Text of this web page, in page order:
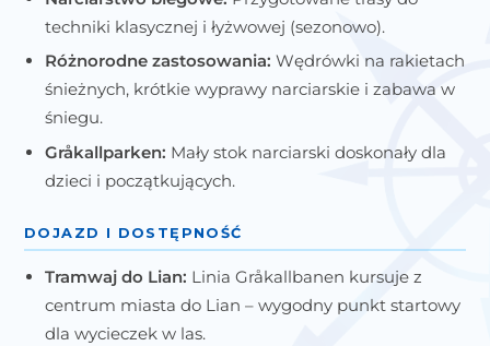
techniki klasycznej i łyżwowej (sezonowo).
Różnorodne zastosowania: Wędrówki na rakietach
śnieżnych, krótkie wyprawy narciarskie i zabawa w
śniegu.
Gråkallparken: Mały stok narciarski doskonały dla
dzieci i początkujących.
DOJAZD I DOSTĘPNOŚĆ
Tramwaj do Lian: Linia Gråkallbanen kursuje z
centrum miasta do Lian – wygodny punkt startowy
dla wycieczek w las.